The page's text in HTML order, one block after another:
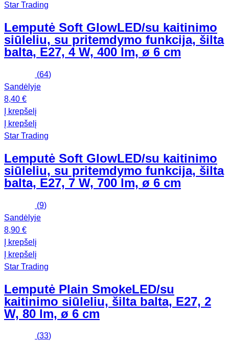
Star Trading
Lemputė Soft GlowLED/su kaitinimo
siūleliu, su pritemdymo funkcija, šilta
balta, E27, 4 W, 400 lm, ø 6 cm
(64)
Sandėlyje
8,40 €
Į krepšelį
Į krepšelį
Star Trading
Lemputė Soft GlowLED/su kaitinimo
siūleliu, su pritemdymo funkcija, šilta
balta, E27, 7 W, 700 lm, ø 6 cm
(9)
Sandėlyje
8,90 €
Į krepšelį
Į krepšelį
Star Trading
Lemputė Plain SmokeLED/su
kaitinimo siūleliu, šilta balta, E27, 2
W, 80 lm, ø 6 cm
(33)